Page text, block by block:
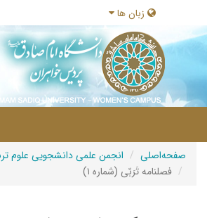
زبان ها
صفحه‌اصلی
انجمن علمی دانشجویی علوم
فصلنامه تَرَبّی (شماره ۱)